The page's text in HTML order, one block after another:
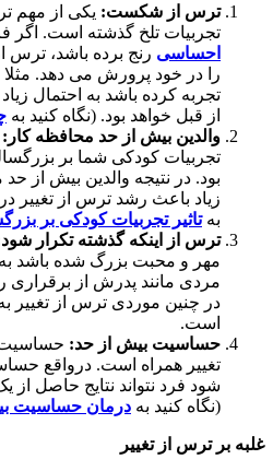
ترس از شکست: یکی از مهم
تجربیات تلخ گذشته است. اگر
احساسی رنج برده باشد، ترس
را در خود پرورش می دهد.
تجربه کرده باشد به احتمال
از قبل خواهد بود. (نگاه کنید به
والدین بیش از حد محافظه کار:
تجربیات کودکی شما بر
بود. در نتیجه والدین بیش از
زیاد باعث رشد ترس از تغییر
بهتاثیر تجربیات کودکی بر
ترس از اینکه گذشته تکرار
مهر و محبت بزرگ شده باشد به
مردی مانند پدرش از
در چنین موردی ترس از تغییر
است.
حساسیت بیش از حد: حساسیت
تغییر همراه است. درواقع
شود فرد نتواند نتایج حاصل
(نگاه کنید به درمان حساسیت
غلبه بر ترس از تغییر